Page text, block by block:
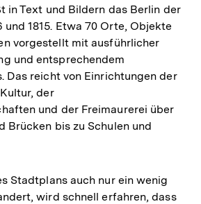
in Text und Bildern das Berlin der
und 1815. Etwa 70 Orte, Objekte
vorgestellt mit ausführlicher
und entsprechendem
Das reicht von Einrichtungen der
der
und der Freimaurerei über
Brücken bis zu Schulen und
Stadtplans auch nur ein wenig
wird schnell erfahren, dass